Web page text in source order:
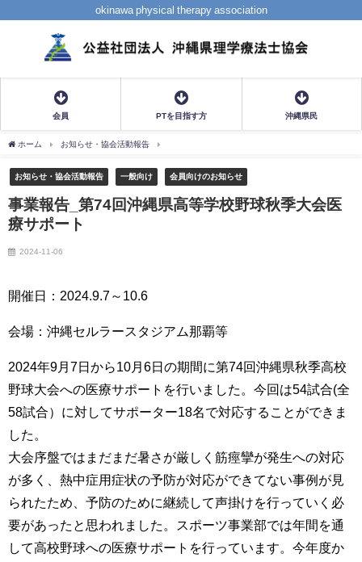
okinawa physical therapy association
会員 PTを目指す方 沖縄県民
ホーム お知らせ・協会活動報告
お知らせ・協会活動報告 一般向け 会員向けのお知らせ
事業報告_第74回沖縄県高等学校野球秋季大会医
療サポート
2024-11-06
開催日：2024.9.7～10.6
会場：沖縄セルラースタジアム那覇等
2024年9月7日から10月6日の期間に第74回沖縄県秋季高校
野球大会への医療サポートを行いました。今回は54試合(全
58試合）に対してサポーター18名で対応することができま
した。
大会序盤ではまだまだ暑さが厳しく筋痙攣が発生への対応
が多く、熱中症用症状の予防が対応ができてない事例が見
られたため、予防のために継続して声掛けを行っていく必
要があったと思われました。スポーツ事業部では年間を通
して高校野球への医療サポートを行っています。今年度か